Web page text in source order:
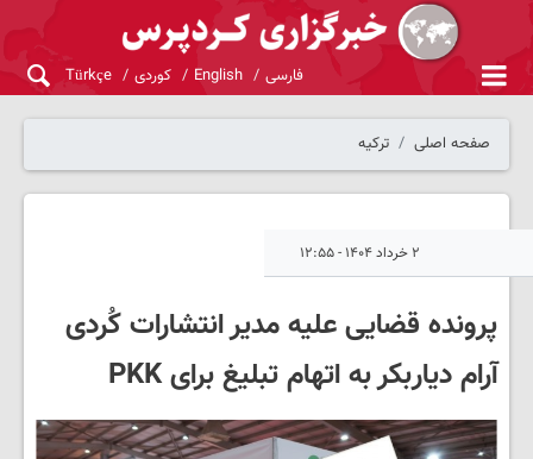
فارسی English کوردی Türkçe
صفحه اصلی ترکیه
۲ خرداد ۱۴۰۴ - ۱۲:۵۵
پرونده قضایی علیه مدیر انتشارات کُردی
آرام دیاربکر به اتهام تبلیغ برای PKK